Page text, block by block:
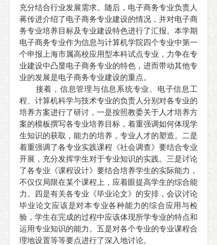
充分结合行业发展需求。随后，电子商务专业负责人
蒋传进介绍了电子商务专业建设的情况，并对电子商
务专业培养目标及专业建设特色进行了汇报。本学期
电子商务专业作为信息与计算机学院四个专业中第一
个申报上海市属高校应用型本科试点专业，力争在专
业建设中凸显电子商务专业的特色，进而带动其他专
业的发展是电子商务专业建设的重点。
接着，信息管理与信息系统专业、电子信息工
程、计算机科学与技术专业的负责人分别对各专业的
培养方案进行了研讨，一是按照教委关于人才培养方
案的模板撰写各专业培养目标，着重强调如何体现学
生知识的获取，能力的培养，专业人才的塑造。二是
着重强调了各专业实践课程《社会调查》要结合专业
开展，充分发挥学生对于专业知识的实践。三是讨论
了各专业《课程设计》要结合培养学生的实际能力，
不仅仅局限在某个课程上，应着眼提高学生的综合能
力。四是有关各专业《毕业论文》的安排，会议讨论
毕业论文应该是对本专业各种能力的综合应用与检
验，学生在完成的过程中应该体现所学专业的特点和
运用专业知识的能力。五是对各个专业的专业课程合
理地设置等等要点进行了深入地讨论。